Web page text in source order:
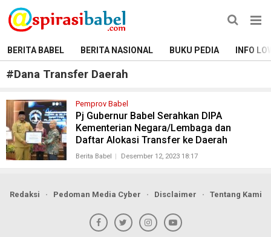
BERITA BABEL BERITA NASIONAL BUKU PEDIA INFO
#Dana Transfer Daerah
Pemprov Babel
Pj Gubernur Babel Serahkan DIPA
Kementerian Negara/Lembaga dan
Daftar Alokasi Transfer ke Daerah
Berita Babel Desember 12, 2023 18:17
Redaksi Pedoman Media Cyber Disclaimer Tentang Kami